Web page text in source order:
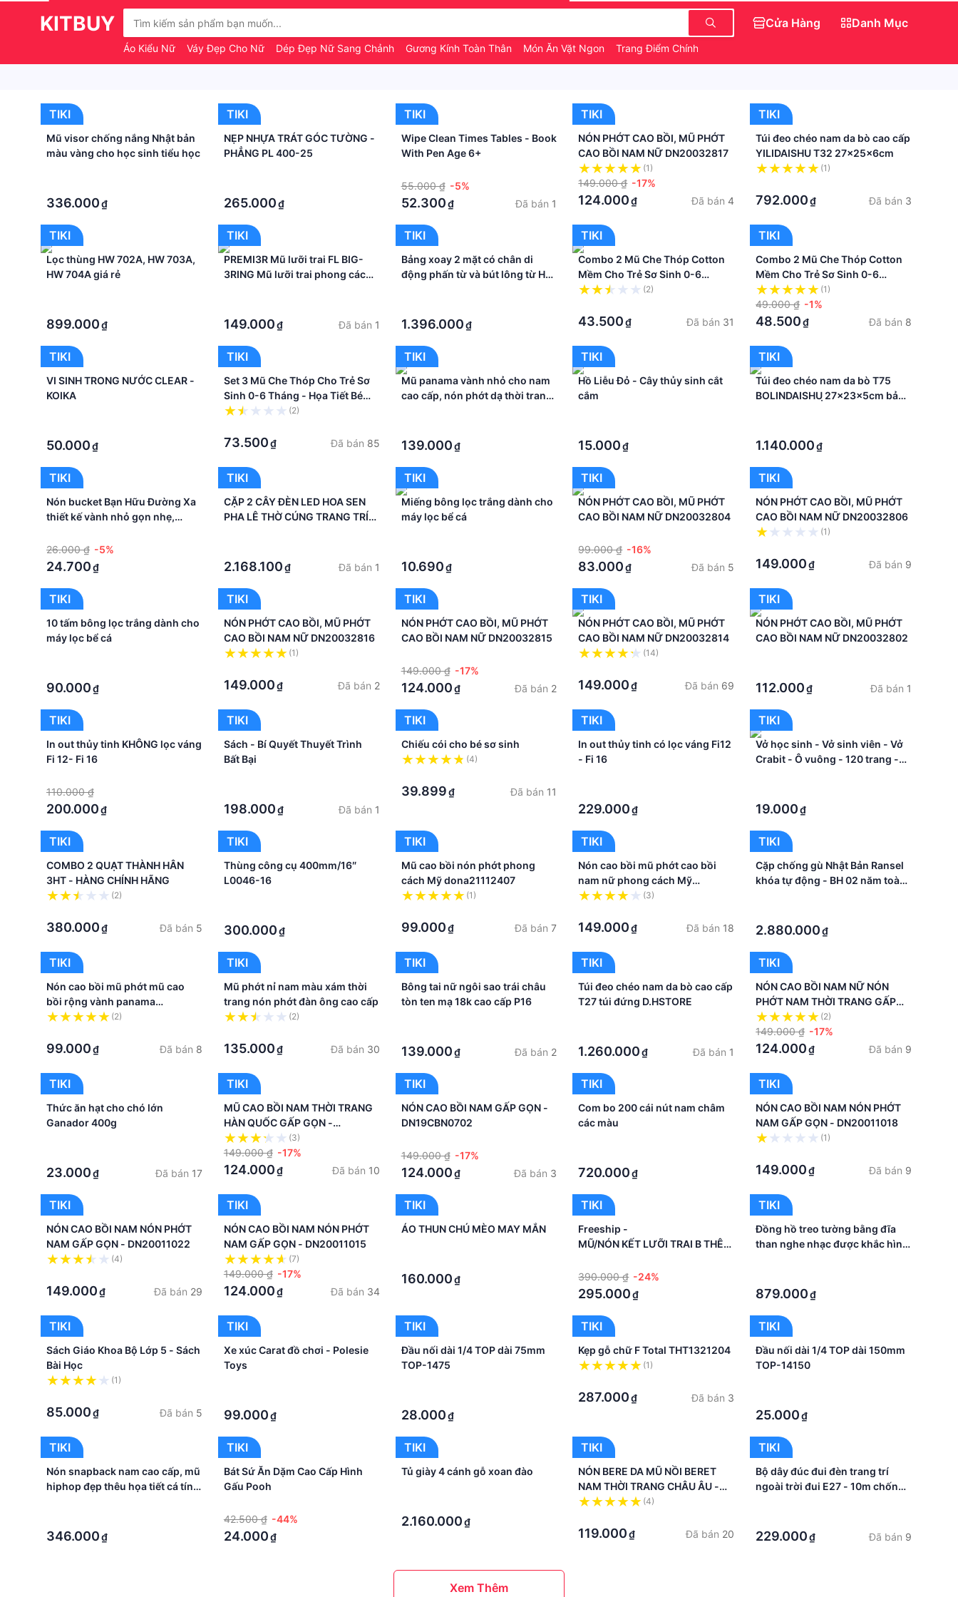
KITBUY
Áo Kiểu Nữ Váy Đẹp Cho Nữ Dép Đẹp Nữ Sang Chảnh Gương Kính Toàn Thân Món Ăn Vặt Ngon Trang Điểm Chính Hãng
Cửa Hàng Danh Mục
TIKI
Mũ visor chống nắng Nhật bản
màu vàng cho học sinh tiểu học
336.000₫
TIKI
NẸP NHỰA TRÁT GÓC TƯỜNG -
PHẲNG PL 400-25
265.000₫
TIKI
Wipe Clean Times Tables - Book
With Pen Age 6+
55.000 ₫ -5%
52.300₫ Đã bán 1
TIKI
NÓN PHỚT CAO BỒI, MŨ PHỚT
CAO BỒI NAM NỮ DN20032817
(1)
149.000 ₫ -17%
124.000₫ Đã bán 4
TIKI
Túi đeo chéo nam da bò cao cấp
YILIDAISHU T32 27x25x6cm
(1)
792.000₫ Đã bán 3
TIKI
Lọc thùng HW 702A, HW 703A,
HW 704A giá rẻ
899.000₫
TIKI
PREMI3R Mũ lưỡi trai FL BIG-
3RING Mũ lưỡi trai phong cách
149.000₫ Đã bán 1
TIKI
Bảng xoay 2 mặt có chân di
động phấn từ và bút lông từ HQ
1.396.000₫
TIKI
Combo 2 Mũ Che Thóp Cotton
Mềm Cho Trẻ Sơ Sinh 0-6
Tháng - Họa Tiết Bé Gái
(2)
43.500₫ Đã bán 31
TIKI
Combo 2 Mũ Che Thóp Cotton
Mềm Cho Trẻ Sơ Sinh 0-6
Tháng - Họa Tiết Bé Trai
(1)
49.000 ₫ -1%
48.500₫ Đã bán 8
TIKI
VI SINH TRONG NƯỚC CLEAR -
KOIKA
50.000₫
TIKI
Set 3 Mũ Che Thóp Cho Trẻ Sơ
Sinh 0-6 Tháng - Họa Tiết Bé
Trai
(2)
73.500₫ Đã bán 85
TIKI
Mũ panama vành nhỏ cho nam
cao cấp, nón phớt dạ thời trang
139.000₫
TIKI
Hồ Liễu Đỏ - Cây thủy sinh cắt
cắm
15.000₫
TIKI
Túi đeo chéo nam da bò T75
BOLINDAISHU ̣27x23x5cm bảo
1.140.000₫
TIKI
Nón bucket Bạn Hữu Đường Xa
thiết kế vành nhỏ gọn nhẹ,
26.000 ₫ -5%
24.700₫
TIKI
CẶP 2 CÂY ĐÈN LED HOA SEN
PHA LÊ THỜ CÚNG TRANG TRÍ
2.168.100₫ Đã bán 1
TIKI
Miếng bông lọc trắng dành cho
máy lọc bể cá
10.690₫
TIKI
NÓN PHỚT CAO BỒI, MŨ PHỚT
CAO BỒI NAM NỮ DN20032804
99.000 ₫ -16%
83.000₫ Đã bán 5
TIKI
NÓN PHỚT CAO BỒI, MŨ PHỚT
CAO BỒI NAM NỮ DN20032806
(1)
149.000₫ Đã bán 9
TIKI
10 tấm bông lọc trắng dành cho
máy lọc bể cá
90.000₫
TIKI
NÓN PHỚT CAO BỒI, MŨ PHỚT
CAO BỒI NAM NỮ DN20032816
(1)
149.000₫ Đã bán 2
TIKI
NÓN PHỚT CAO BỒI, MŨ PHỚT
CAO BỒI NAM NỮ DN20032815
149.000 ₫ -17%
124.000₫ Đã bán 2
TIKI
NÓN PHỚT CAO BỒI, MŨ PHỚT
CAO BỒI NAM NỮ DN20032814
(14)
149.000₫ Đã bán 69
TIKI
NÓN PHỚT CAO BỒI, MŨ PHỚT
CAO BỒI NAM NỮ DN20032802
112.000₫ Đã bán 1
TIKI
In out thủy tinh KHÔNG lọc váng
Fi 12- Fi 16
110.000 ₫
200.000₫
TIKI
Sách - Bí Quyết Thuyết Trình
Bất Bại
198.000₫ Đã bán 1
TIKI
Chiếu cói cho bé sơ sinh
(4)
39.899₫ Đã bán 11
TIKI
In out thủy tinh có lọc váng Fi12
- Fi 16
229.000₫
TIKI
Vở học sinh - Vở sinh viên - Vở
Crabit - Ô vuông - 120 trang -
19.000₫
TIKI
COMBO 2 QUẠT THÀNH HÂN
3HT - HÀNG CHÍNH HÃNG
(2)
380.000₫ Đã bán 5
TIKI
Thùng công cụ 400mm/16″
L0046-16
300.000₫
TIKI
Mũ cao bồi nón phớt phong
cách Mỹ dona21112407
(1)
99.000₫ Đã bán 7
TIKI
Nón cao bồi mũ phớt cao bồi
nam nữ phong cách Mỹ
dona22041904
(3)
149.000₫ Đã bán 18
TIKI
Cặp chống gù Nhật Bản Ransel
khóa tự động - BH 02 năm toàn
2.880.000₫
TIKI
Nón cao bồi mũ phớt mũ cao
bồi rộng vành panama
dona21122501
(2)
99.000₫ Đã bán 8
TIKI
Mũ phớt nỉ nam màu xám thời
trang nón phớt đàn ông cao cấp
(2)
135.000₫ Đã bán 30
TIKI
Bông tai nữ ngôi sao trái châu
tòn ten mạ 18k cao cấp P16
139.000₫ Đã bán 2
TIKI
Túi đeo chéo nam da bò cao cấp
T27 túi đứng D.HSTORE
1.260.000₫ Đã bán 1
TIKI
NÓN CAO BỒI NAM NỮ NÓN
PHỚT NAM THỜI TRANG GẤP
GỌN - DN19CBN0708
(2)
149.000 ₫ -17%
124.000₫ Đã bán 9
TIKI
Thức ăn hạt cho chó lớn
Ganador 400g
23.000₫ Đã bán 17
TIKI
MŨ CAO BỒI NAM THỜI TRANG
HÀN QUỐC GẤP GỌN -
DN19CBN0706(3)
149.000 ₫ -17%
124.000₫ Đã bán 10
TIKI
NÓN CAO BỒI NAM GẤP GỌN -
DN19CBN0702
149.000 ₫ -17%
124.000₫ Đã bán 3
TIKI
Com bo 200 cái nút nam châm
các màu
720.000₫
TIKI
NÓN CAO BỒI NAM NÓN PHỚT
NAM GẤP GỌN - DN20011018
(1)
149.000₫ Đã bán 9
TIKI
NÓN CAO BỒI NAM NÓN PHỚT
NAM GẤP GỌN - DN20011022
(4)
149.000₫ Đã bán 29
TIKI
NÓN CAO BỒI NAM NÓN PHỚT
NAM GẤP GỌN - DN20011015
(7)
149.000 ₫ -17%
124.000₫ Đã bán 34
TIKI
ÁO THUN CHÚ MÈO MAY MẮN
160.000₫
TIKI
Freeship -
MŨ/NÓN KẾT LƯỠI TRAI B THÊU
CAO CẤP
390.000 ₫ -24%
295.000₫
TIKI
Đồng hồ treo tường bằng đĩa
than nghe nhạc được khắc hình
dịp quan trọng
879.000₫
TIKI
Sách Giáo Khoa Bộ Lớp 5 - Sách
Bài Học
(1)
85.000₫ Đã bán 5
TIKI
Xe xúc Carat đồ chơi - Polesie
Toys
99.000₫
TIKI
Đầu nối dài 1/4 TOP dài 75mm
TOP-1475
28.000₫
TIKI
Kẹp gỗ chữ F Total THT1321204
(1)
287.000₫ Đã bán 3
TIKI
Đầu nối dài 1/4 TOP dài 150mm
TOP-14150
25.000₫
TIKI
Nón snapback nam cao cấp, mũ
hiphop đẹp thêu họa tiết cá tính
346.000₫
TIKI
Bát Sứ Ăn Dặm Cao Cấp Hình
Gấu Pooh
42.500 ₫ -44%
24.000₫
TIKI
Tủ giày 4 cánh gỗ xoan đào
2.160.000₫
TIKI
NÓN BERE DA MŨ NỒI BERET
NAM THỜI TRANG CHÂU ÂU -
DONA21012802
(4)
119.000₫ Đã bán 20
TIKI
Bộ dây đúc đui đèn trang trí
ngoài trời đui E27 - 10m chống
229.000₫ Đã bán 9
Xem Thêm